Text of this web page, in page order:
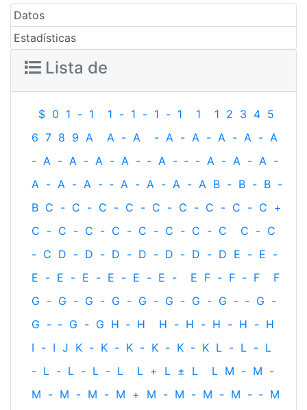
Datos
Estadísticas
Lista de
$ 0 1 - 1 1 - 1 - 1 - 1 1 1 2 3 4 5
6 7 8 9 A A - A - A - A - A - A - A
- A - A - A - A - ‐ A - ‐ - A - A - A -
A - A - A - ‐ A - A - A - A B - B - B -
B C - C - C - C - C - C - C - C - C +
C - C - C - C - C - C - C - C C - C
- C D - D - D - D - D - D - D E - E -
E - E - E - E - E - E - E F - F - F
F
G - G - G - G - G - G - G - G - ‐ G -
G - ‐ G - G H ‐ H H - H - H - H - H
I - I J K - K - K - K - K - K L - L - L
- L - L - L - L L + L ± L L M - M -
M - M - M - M + M - M - M - M - ‐ M